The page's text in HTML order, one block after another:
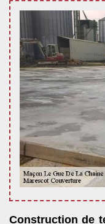
Construction de